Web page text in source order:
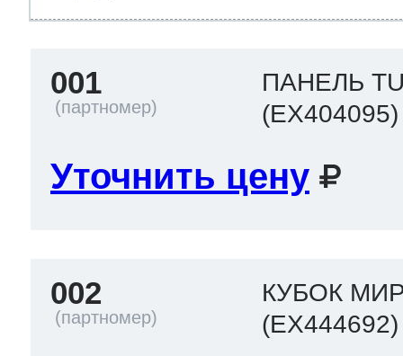
001
ПАНЕЛЬ
(EX404095)
Уточнить цену
002
КУБОК
(EX444692)